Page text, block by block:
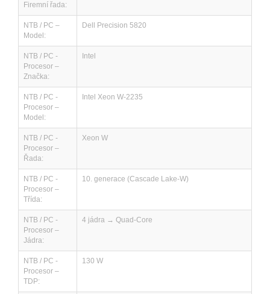
Firemní řada:
NTB / PC –
Model:
Dell Precision 5820
NTB / PC -
Procesor –
Značka:
Intel
NTB / PC -
Procesor –
Model:
Intel Xeon W-2235
NTB / PC -
Procesor –
Řada:
Xeon W
NTB / PC -
Procesor –
Třída:
10. generace (Cascade Lake-W)
NTB / PC -
Procesor –
Jádra:
4 jádra → Quad-Core
NTB / PC -
Procesor –
TDP:
130 W